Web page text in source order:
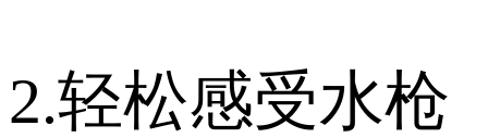
2.轻松感受水枪